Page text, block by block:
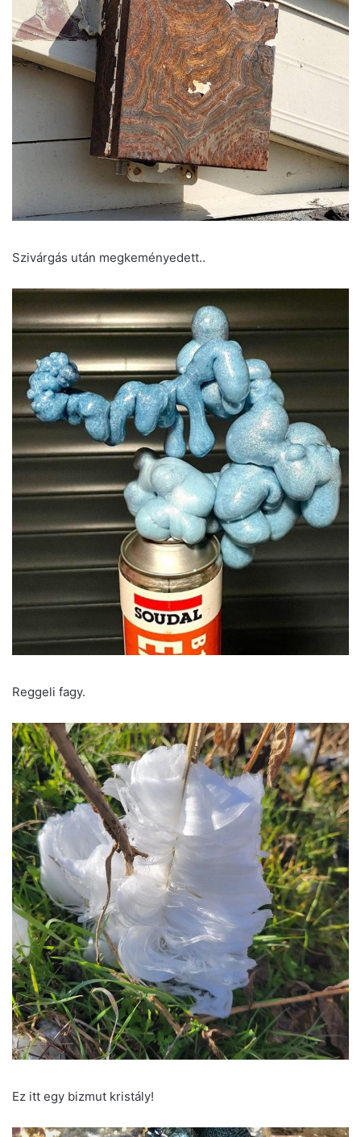
Szivárgás után megkeményedett..
Reggeli fagy.
Ez itt egy bizmut kristály!